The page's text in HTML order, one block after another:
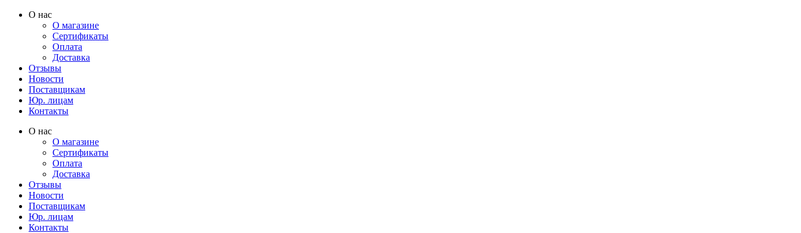
Перейти
содержимому
О нас
О магазине
Сертификаты
Оплата
Доставка
Отзывы
Новости
Поставщикам
Юр. лицам
Контакты
О нас
О магазине
Сертификаты
Оплата
Доставка
Отзывы
Новости
Поставщикам
Юр. лицам
Контакты